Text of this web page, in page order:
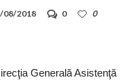
08/2018 0
0
Generală Asistenţă